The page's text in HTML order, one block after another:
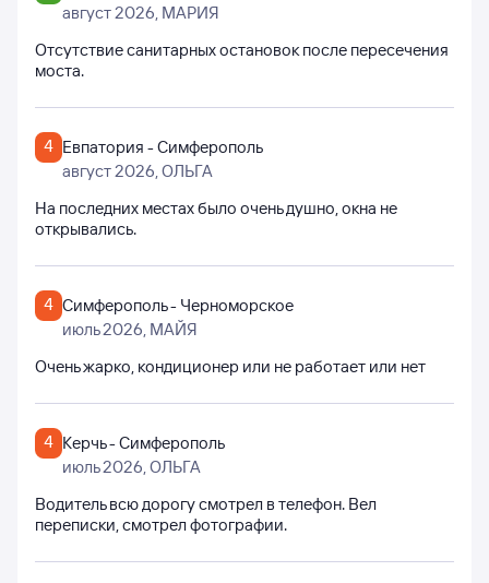
август 2026, МАРИЯ
Отсутствие санитарных остановок после пересечения
моста.
4 Евпатория - Симферополь
август 2026, ОЛЬГА
На последних местах было очень душно, окна не
открывались.
4 Симферополь - Черноморское
июль 2026, МАЙЯ
Очень жарко, кондиционер или не работает или нет
4 Керчь - Симферополь
июль 2026, ОЛЬГА
Водитель всю дорогу смотрел в телефон. Вел
переписки, смотрел фотографии.